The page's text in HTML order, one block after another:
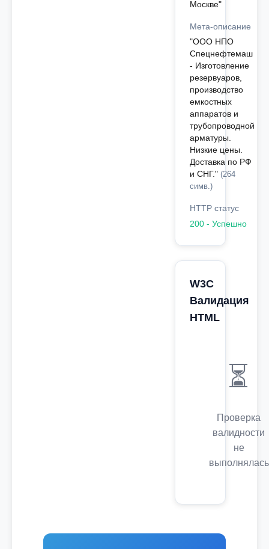
Москве"
Мета-описание
"ООО НПО
Спецнефтемаш
- Изготовление
резервуаров,
производство
емкостных
аппаратов и
трубопроводной
арматуры.
Низкие цены.
Доставка по РФ
и СНГ." (264
симв.)
HTTP статус
200 - Успешно
W3C
Валидация
HTML
⏳
Проверка
валидности
не
выполнялась